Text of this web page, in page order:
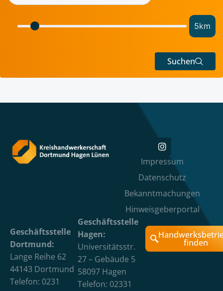
5km
Suchen
Impressum
Datenschutz
Bekanntmachungen
Hinweisgeberportal
Geschäftsstelle
Dortmund:
Lange Reihe 62
44143 Dortmund
Telefon: 0231
Geschäftsstelle
Hagen:
Universitätsstr.
27 – Gebäude 5
58097 Hagen
Telefon: 02331
finden